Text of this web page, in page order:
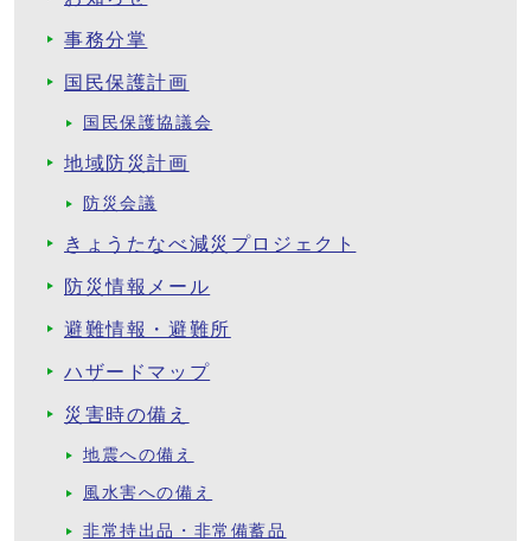
事務分掌
国民保護計画
国民保護協議会
地域防災計画
防災会議
きょうたなべ減災プロジェクト
防災情報メール
避難情報・避難所
ハザードマップ
災害時の備え
地震への備え
風水害への備え
非常持出品・非常備蓄品